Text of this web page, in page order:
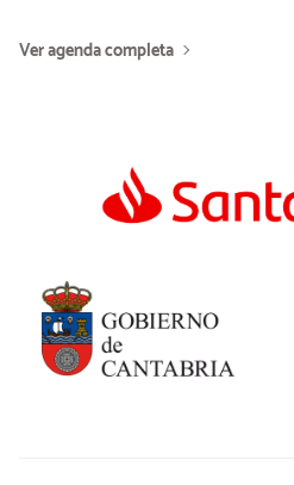
Ver agenda completa